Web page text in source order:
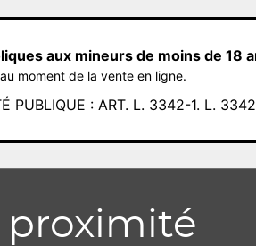
aux mineurs de moins de 18
moment de la vente en ligne.
PUBLIQUE : ART. L. 3342-1. L.
proximité